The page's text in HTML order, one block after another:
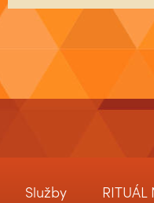
Služby RITUÁL